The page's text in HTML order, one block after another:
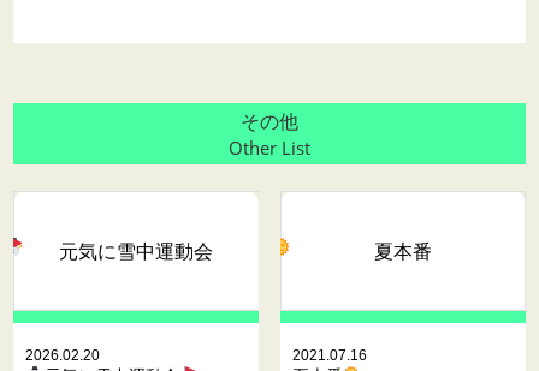
その他
Other List
元気に雪中運動会
2026.02.20
夏本番
2021.07.16